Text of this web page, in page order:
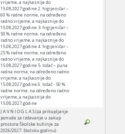
vrijeme, a najkasnije do
15.08.2027.godine 2. higijeničar –
60 % radne norme, na određeno
radno vrijeme, a najkasnije do
15.08.2027.godine 3. higijeničar –
50 % radne norme, na određeno
radno vrijeme, a najkasnije do
15.08.2027.godine 4. higijeničar –
25 % radne norme, na određeno
radno vrijeme, a najkasnije do
15.08.2027.godine 5. ložač – puna
radna norma, na određeno radno
vrijeme, a najkasnije do
15.08.2027.godine 6. ložač - 50 %
radne norme, na određeno radno
vrijeme, a najkasnije do
15.08.2027.godine
J A V N I O G L A S (za prikupljanje
ponuda za izdavanje u zakup
prostora Školske kuhinje za
2026/2027. školsku godinu)